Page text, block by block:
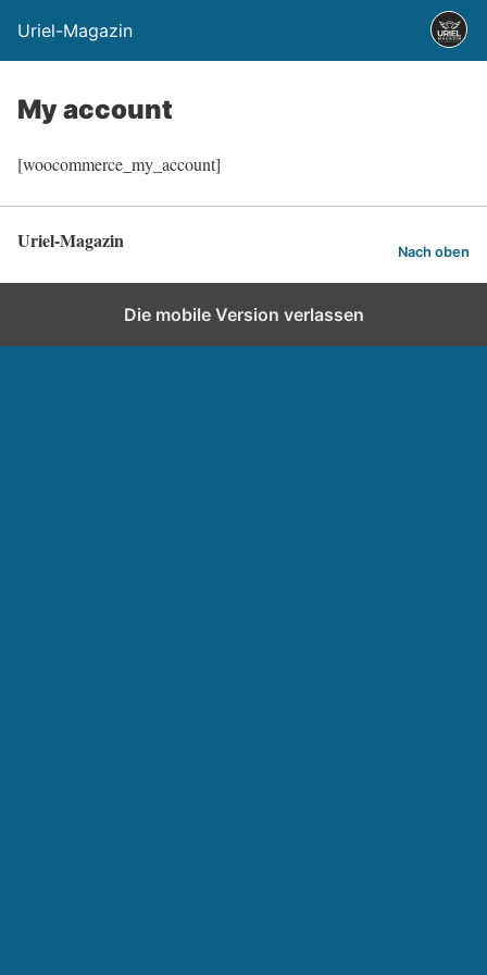
Uriel-Magazin
My account
[woocommerce_my_account]
Uriel-Magazin Nach oben
Die mobile Version verlassen